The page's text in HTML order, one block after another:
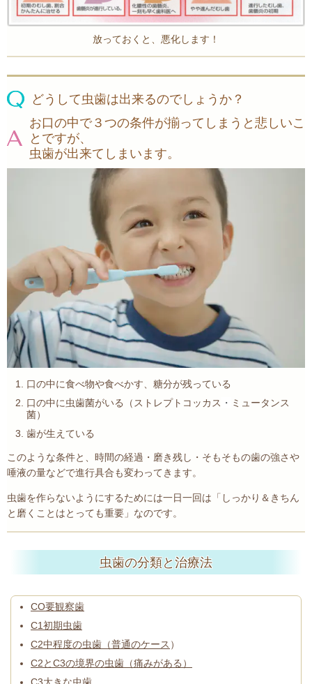
放っておくと、悪化します！
どうして虫歯は出来るのでしょうか？
お口の中で３つの条件が揃ってしまうと悲しいこ
とですが、
虫歯が出来てしまいます。
口の中に食べ物や食べかす、糖分が残っている
口の中に虫歯菌がいる（ストレプトコッカス ・ ミュータンス
菌）
歯が生えている
このような条件と、時間の経過・磨き残し・そもそもの歯の強さや
唾液の量などで進行具合も変わってきます。
虫歯を作らないようにするためには一日一回は「しっかり＆きちん
と磨くことはとっても重要」なのです。
虫歯の分類と治療法
CO要観察歯
C1初期虫歯
C2中程度の虫歯（普通のケース ）
C2とC3の境界の虫歯（痛みがある）
C3大きな虫歯